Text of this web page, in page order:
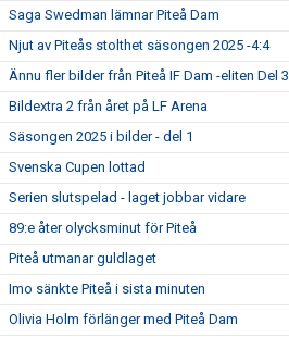
Saga Swedman lämnar Piteå Dam
Njut av Piteås stolthet säsongen 2025 -4:4
Ännu fler bilder från Piteå IF Dam -eliten Del 3
Bildextra 2 från året på LF Arena
Säsongen 2025 i bilder - del 1
Svenska Cupen lottad
Serien slutspelad - laget jobbar vidare
89:e åter olycksminut för Piteå
Piteå utmanar guldlaget
Imo sänkte Piteå i sista minuten
Olivia Holm förlänger med Piteå Dam